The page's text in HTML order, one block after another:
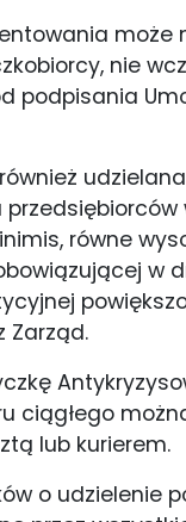
może
nie
podpisania
równe
w
Zarząd.
ciągłego
lub kurierem.
o udzielenie